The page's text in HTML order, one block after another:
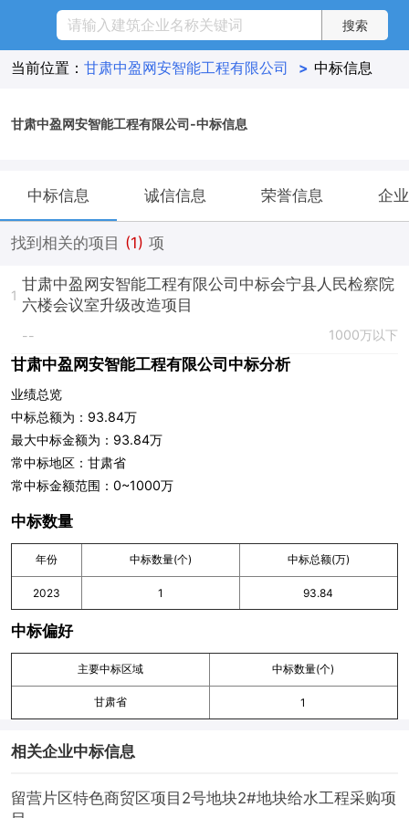
当前位置： 甘肃中盈网安智能工程有限公司 > 中标信息
甘肃中盈网安智能工程有限公司-中标信息
中标信息 诚信信息 荣誉信息 企
找到相关的项目 (1) 项
1
甘肃中盈网安智能工程有限公司中标会宁县人民检察院
六楼会议室升级改造项目
-- 1000万以下
甘肃中盈网安智能工程有限公司中标分析
业绩总览
中标总额为：93.84万
最大中标金额为：93.84万
常中标地区：甘肃省
常中标金额范围：0~1000万
中标数量
年份 中标数量(个) 中标总额(万)
2023 1 93.84
中标偏好
主要中标区域 中标数量(个)
甘肃省 1
相关企业中标信息
留营片区特色商贸区项目2号地块2#地块给水工程采购项